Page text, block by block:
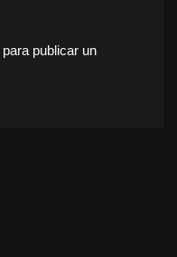
para publicar un